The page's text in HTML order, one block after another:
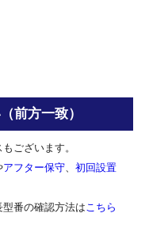
前方一致）
ございます。
アフター保守
初回設置
番の確認方法は こちら